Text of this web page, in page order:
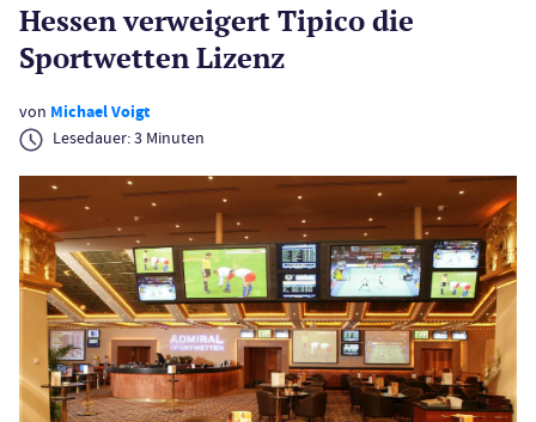
Hessen verweigert Tipico die
Sportwetten Lizenz
von Michael Voigt
Lesedauer:3 Minuten